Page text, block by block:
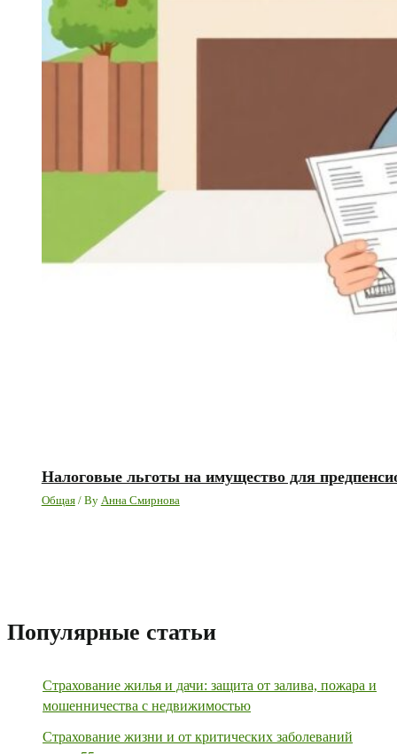
Налоговые льготы на имущество для
Общая/ By Анна Смирнова
Популярные статьи
Страхование жилья и дачи: защита от залива, пожара и
мошенничества с недвижимостью
Страхование жизни и от критических заболеваний